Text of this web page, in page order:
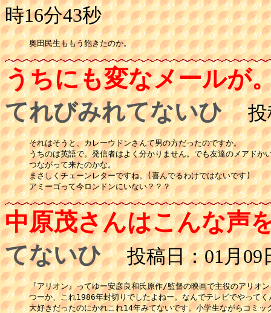
時16分43秒
奥田民生ももう飽きたのか。
うちにも変なメールが
てれびみれてないひ 投
それはそうと、カレーウドンさんて男の方だったのですか。
うちのは英語で。発信者はよく分かりません。でも友達のメアドか
つながって来たのかな。
まさしくチェーンレターですね。(喜んでるわけではないです)
アミーゴって今ロンドンにいない？？？
中原茂さんはこんな声
てないひ 投稿日：01月09
『アリオン』ってゆー安彦良和氏原作/監督の映画で主役のアリオ
つーか、これ1986年封切りでしたよねー。なんでテレビでやってく
大好きだったのにかれこれ14年みてないです。小学生ながらコミッ